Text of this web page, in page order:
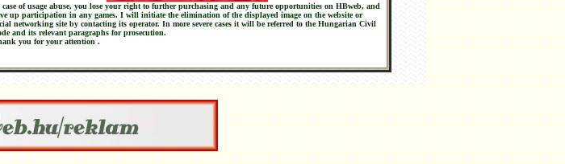
of usage abuse, you lose your right to further purchasing and any future opportunities on HBweb, and
up participation in any games. I will initiate the elimination of the displayed image on the website or
networking site by contacting its operator. In more severe cases it will be referred to the Hungarian Civil
and its relevant paragraphs for prosecution.
you for your attention .